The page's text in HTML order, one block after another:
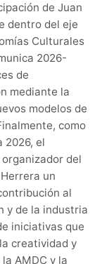
de Juan
dentro del eje
Culturales
2026-
de
mediante la
modelos de
como
2026, el
del
un
al
y de la industria
iniciativas que
creatividad y
AMDC y la